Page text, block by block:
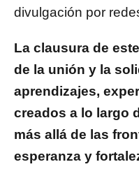
divulgación por
La clausura de
de la unión y la
aprendizajes,
creados a lo largo
más allá de las
esperanza y